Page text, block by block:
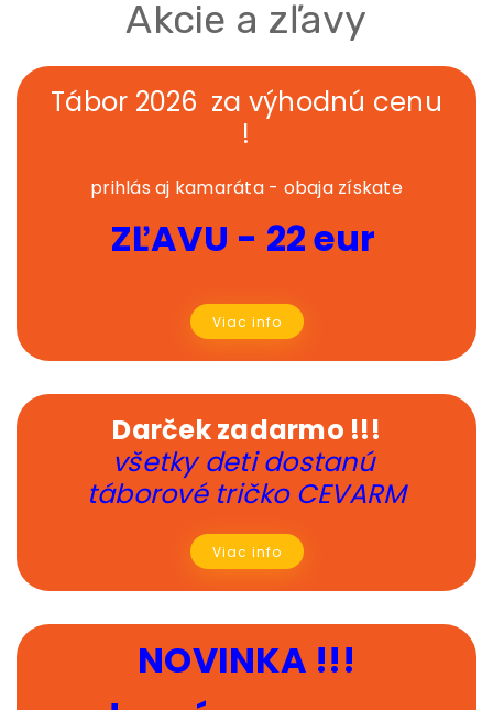
Akcie a zľavy
Tábor 2026 za výhodnú cenu
!
prihlás aj kamaráta - obaja získate
ZĽAVU - 22 eur
Viac info
Darček zadarmo !!!
všetky deti dostanú
táborové tričko CEVARM
Viac info
NOVINKA !!!